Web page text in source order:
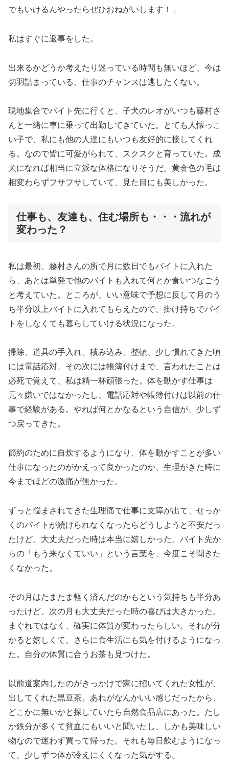
でもいけるんやったらぜひおねがいします！」
私はすぐに返事をした。
出来るかどうか考えたり迷っている時間も無いほど、今は
切羽詰まっている。仕事のチャンスは逃したくない。
現地集合でバイト先に行くと、子犬のレオがいつも藤村さ
んと一緒に車に乗って出勤してきていた。とても人懐っこ
い子で、私にも他の人達にもいつも友好的に接してくれ
る。なので皆に可愛がられて、スクスクと育っていた。成
犬になれば相当に立派な体格になりそうだ。黄金色の毛は
相変わらずフサフサしていて、見た目にも美しかった。
仕事も、友達も、住む場所も・・・流れが
変わった？
私は最初、藤村さんの所で月に数日でもバイトに入れた
ら、あとは単発で他のバイトも入れて何とか食いつなごう
と考えていた。ところが、いい意味で予想に反して月のう
ち半分以上バイトに入れてもらえたので、掛け持ちでバイ
トをしなくても暮らしていける状況になった。
掃除、道具の手入れ、積み込み、整頓、少し慣れてきた頃
には電話応対、その次には帳簿付けまで、言われたことは
必死で覚えて、私は精一杯頑張った。体を動かす仕事は
元々嫌いではなかったし、電話応対や帳簿付けは以前の仕
事で経験がある。やれば何とかなるという自信が、少しず
つ戻ってきた。
節約のために自炊するようになり、体を動かすことが多い
仕事になったのがかえって良かったのか、生理がきた時に
今までほどの激痛が無かった。
ずっと悩まされてきた生理痛で仕事に支障が出て、せっか
くのバイトが続けられなくなったらどうしようと不安だっ
たけど。大丈夫だった時は本当に嬉しかった。バイト先か
らの「もう来なくていい」という言葉を、今度こそ聞きた
くなかった。
その月はたまたま軽く済んだのかもという気持ちも半分あ
ったけど、次の月も大丈夫だった時の喜びは大きかった。
まぐれではなく、確実に体質が変わったらしい。それが分
かると嬉しくて、さらに食生活にも気を付けるようになっ
た。自分の体質に合うお茶も見つけた。
以前道案内したのがきっかけで家に招いてくれた女性が、
出してくれた黒豆茶。あれがなんかいい感じだったから、
どこかに無いかと探していたら自然食品店にあった。たし
か鉄分が多くて貧血にもいいと聞いたし、しかも美味しい
物なので迷わず買って帰った。それも毎日飲むようになっ
て、少しずつ体が冷えにくくなった気がする。